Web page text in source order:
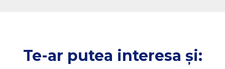
Te-ar putea interesa și: